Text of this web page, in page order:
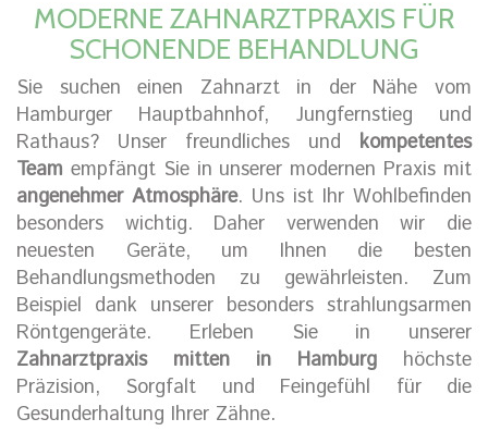
MODERNE ZAHNARZTPRAXIS FÜR
SCHONENDE BEHANDLUNG
Sie suchen einen Zahnarzt in der Nähe vom
Hamburger Hauptbahnhof, Jungfernstieg und
Rathaus? Unser freundliches und kompetentes
Team empfängt Sie in unserer modernen Praxis mit
angenehmer Atmosphäre. Uns ist Ihr Wohlbefinden
besonders wichtig. Daher verwenden wir die
neuesten Geräte, um Ihnen die besten
Behandlungsmethoden zu gewährleisten. Zum
Beispiel dank unserer besonders strahlungsarmen
Röntgengeräte. Erleben Sie in unserer
Zahnarztpraxis mitten in Hamburg höchste
Präzision, Sorgfalt und Feingefühl für die
Gesunderhaltung Ihrer Zähne.